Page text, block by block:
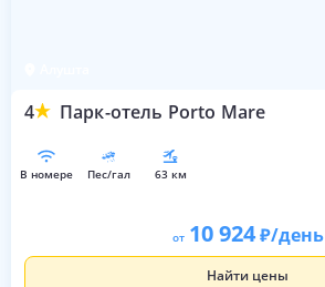
4 Парк-отель Porto Mare
в номере пес/гал 63 км
от 10 924 /день
Найти цены